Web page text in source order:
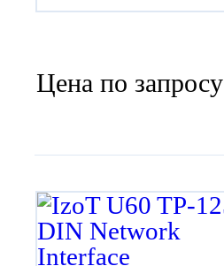
Цена по запросу